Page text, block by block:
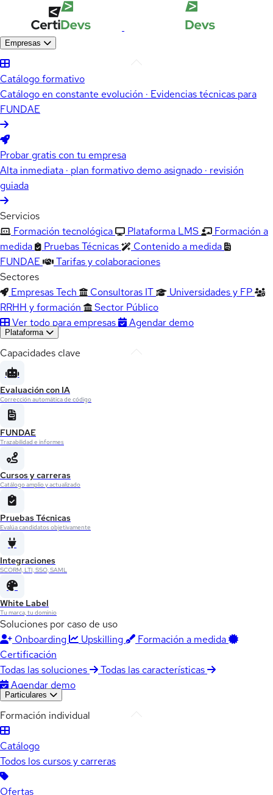
Empresas
Catálogo formativo
Catálogo en constante evolución · Evidencias técnicas para
FUNDAE
Probar gratis con tu empresa
Alta inmediata · plan formativo demo asignado · revisión
guiada
Servicios
Formación tecnológica
Plataforma LMS
Formación a
medida
Pruebas Técnicas
Contenido a medida
FUNDAE
Tarifas y colaboraciones
Sectores
Empresas Tech
Consultoras IT
Universidades y FP
RRHH y formación
Sector Público
Ver todo para empresas
Agendar demo
Plataforma
Capacidades clave
Evaluación con IA
Corrección automática de código
FUNDAE
Trazabilidad e informes
Cursos y carreras
Catálogo amplio y actualizado
Pruebas Técnicas
Evalúa candidatos objetivamente
Integraciones
SCORM, LTI, SSO, SAML
White Label
Tu marca, tu dominio
Soluciones por caso de uso
Onboarding
Upskilling
Formación a medida
Certificación
Todas las soluciones
Todas las características
Agendar demo
Particulares
Formación individual
Catálogo
Todos los cursos y carreras
Ofertas